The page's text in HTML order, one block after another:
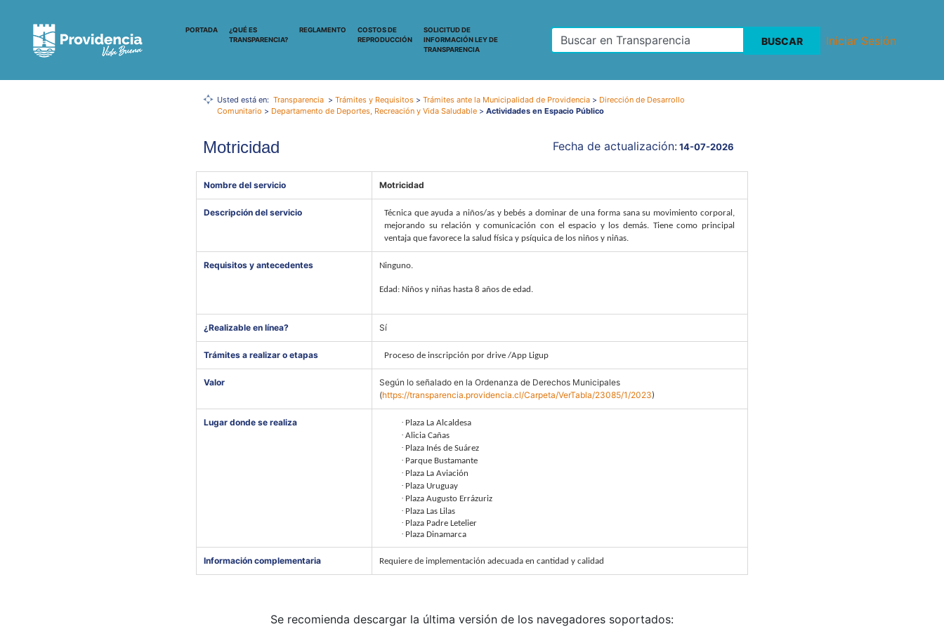
PORTADA
¿QUÉ ES
TRANSPARENCIA?
REGLAMENTO
COSTOS DE
REPRODUCCIÓN
SOLICITUD DE
INFORMACIÓN LEY DE
TRANSPARENCIA
Iniciar Sesión
Usted está en: Transparencia > Trámites y Requisitos > Trámites ante la Municipalidad de Providencia > Dirección de Desarrollo
Comunitario > Departamento de Deportes, Recreación y Vida Saludable > Actividades en Espacio Público
Motricidad Fecha de actualización:14-07-2026
Nombre del servicio Motricidad
Descripción del servicio
Técnica que ayuda a niños/as y bebés a dominar de una forma sana su movimiento corporal,
mejorando su relación y comunicación con el espacio y los demás. Tiene como principal
ventaja que favorece la salud física y psíquica de los niños y niñas.
Requisitos y antecedentes Ninguno.
Edad: Niños y niñas hasta 8 años de edad.
¿Realizable en línea? Sí
Trámites a realizar o etapas Proceso de inscripción por drive /App Ligup
Valor
Según lo señalado en la Ordenanza de Derechos Municipales
(https://transparencia.providencia.cl/Carpeta/VerTabla/23085/1/2023)
Lugar donde se realiza · Plaza La Alcaldesa
· Alicia Cañas
· Plaza Inés de Suárez
· Parque Bustamante
· Plaza La Aviación
· Plaza Uruguay
· Plaza Augusto Errázuriz
· Plaza Las Lilas
· Plaza Padre Letelier
· Plaza Dinamarca
Información complementaria Requiere de implementación adecuada en cantidad y calidad
Se recomienda descargar la última versión de los navegadores soportados: